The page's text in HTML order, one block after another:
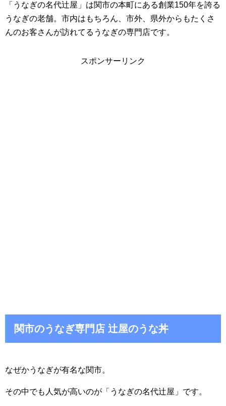
「うなぎの名代辻屋」は関市の本町にある創業150年を誇る
うなぎの老舗。市内はもちろん、市外、県外からもたくさ
んのお客さんが訪れてるうなぎの専門店です。
スポンサーリンク
関市のうなぎ専門店 辻屋のうな丼
なぜかうなぎが有名な関市。
その中でも人気が高いのが「うなぎの名代辻屋」です。